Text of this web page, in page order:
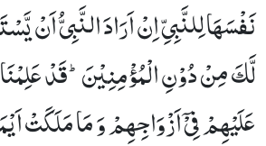
نَفْسَهَا لِلنَّبِیِّ اِنْ اَرَادَ النَّبِیُّ اَنْ
لَّكَ مِنْ دُوْنِ الْمُؤْمِنِیْنَؕ-قَدْ
عَلَیْهِمْ فِیْۤ اَزْوَاجِهِمْ وَ مَا مَلَكَتْ